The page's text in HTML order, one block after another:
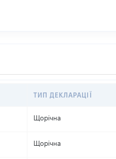
ТИП ДЕКЛАРАЦІЇ
Щорічна
Щорічна